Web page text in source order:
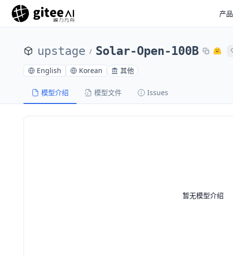
产品
upstage / Solar-Open-100B
English Korean 其他
模型介绍 模型文件 Issues
暂无模型介绍